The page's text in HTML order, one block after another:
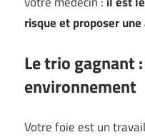
risque et proposer
Le trio gagnant
environnement
Votre foie est un